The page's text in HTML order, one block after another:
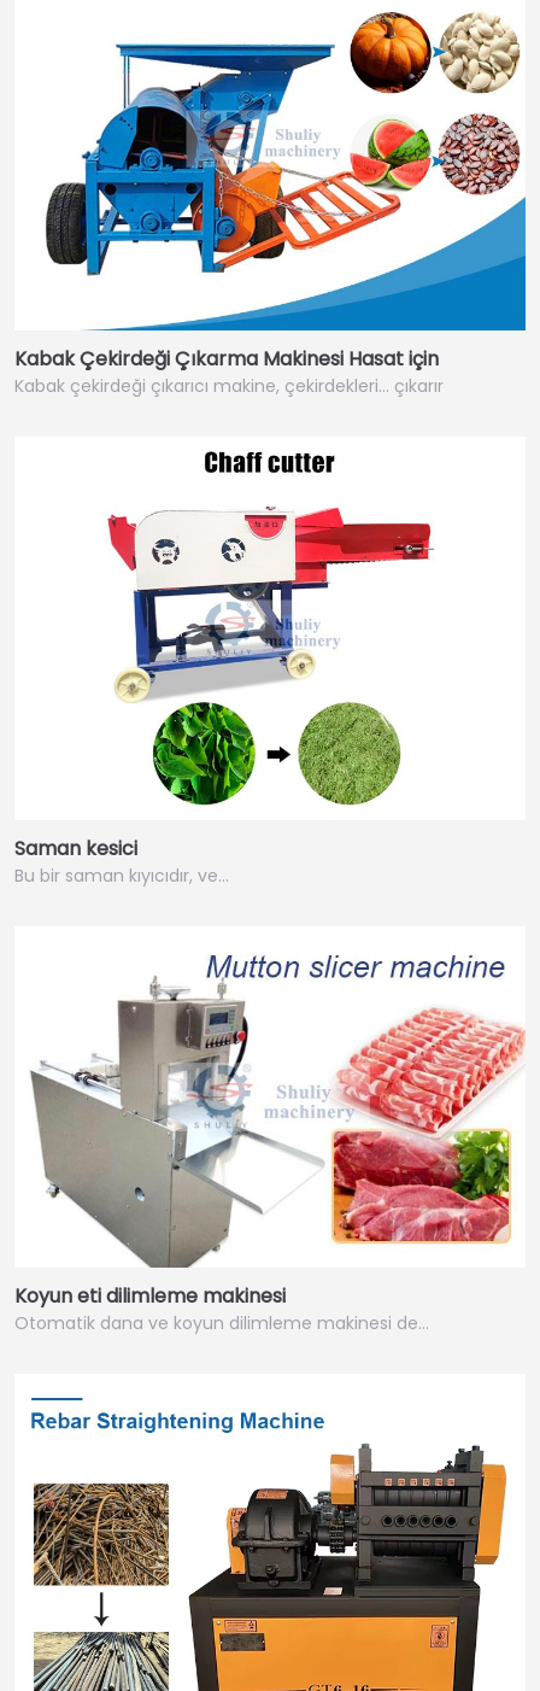
Kabak Çekirdeği Çıkarma Makinesi Hasat için
Kabak çekirdeği çıkarıcı makine, çekirdekleri… çıkarır
Saman kesici
Bu bir saman kıyıcıdır, ve…
Koyun eti dilimleme makinesi
Otomatik dana ve koyun dilimleme makinesi de…